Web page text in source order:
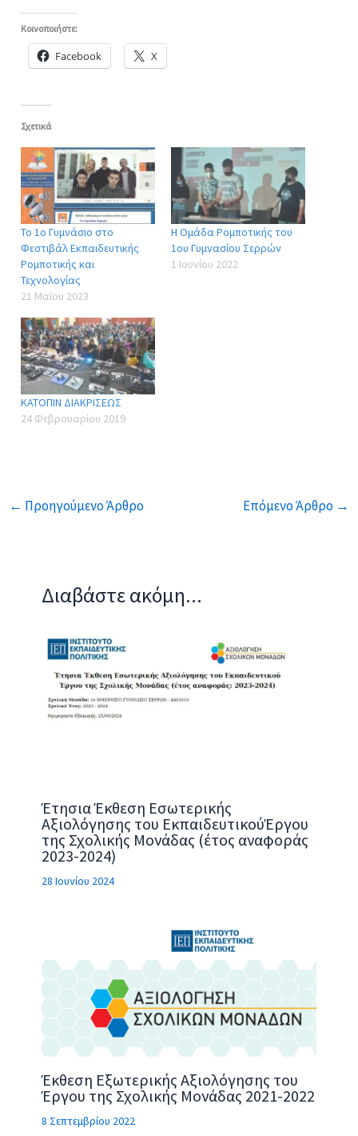
Κοινοποιήστε:
Facebook X
Σχετικά
Το 1ο Γυμνάσιο στο
Φεστιβάλ Εκπαιδευτικής
Ρομποτικής και
Τεχνολογίας
21 Μαΐου 2023
Η Ομάδα Ρομποτικής του
1ου Γυμνασίου Σερρών
1 Ιουνίου 2022
ΚΑΤΟΠΙΝ ΔΙΑΚΡΙΣΕΩΣ
24 Φεβρουαρίου 2019
← Προηγούμενο Άρθρο Επόμενο Άρθρο →
Διαβάστε ακόμη...
Έτησια Έκθεση Εσωτερικής
Αξιολόγησης του ΕκπαιδευτικούΈργου
της Σχολικής Μονάδας (έτος αναφοράς
2023-2024)
28 Ιουνίου 2024
Έκθεση Εξωτερικής Αξιολόγησης του
Έργου της Σχολικής Μονάδας 2021-2022
8 Σεπτεμβρίου 2022